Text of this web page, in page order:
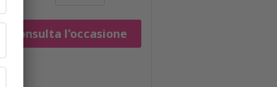
Consulta l'occasione